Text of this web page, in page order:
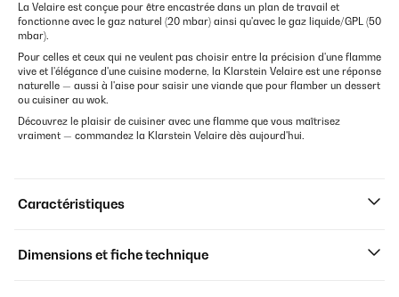
La Velaire est conçue pour être encastrée dans un plan de travail et
fonctionne avec le gaz naturel (20 mbar) ainsi qu'avec le gaz liquide/GPL (50
mbar).
Pour celles et ceux qui ne veulent pas choisir entre la précision d'une flamme
vive et l'élégance d'une cuisine moderne, la Klarstein Velaire est une réponse
naturelle — aussi à l'aise pour saisir une viande que pour flamber un dessert
ou cuisiner au wok.
Découvrez le plaisir de cuisiner avec une flamme que vous maîtrisez
vraiment — commandez la Klarstein Velaire dès aujourd'hui.
Caractéristiques
Dimensions et fiche technique